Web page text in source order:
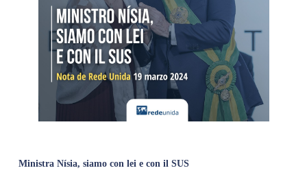
Ministra Nísia, siamo con lei e con il SUS